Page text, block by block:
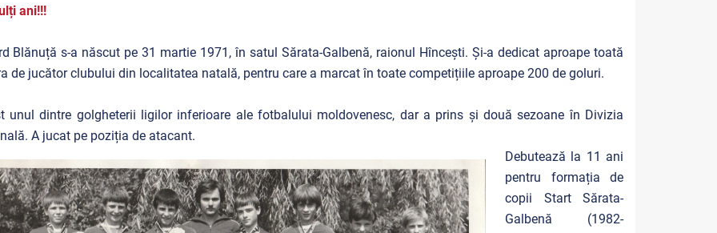
ani!!!
Blănuță s-a născut pe 31 martie 1971, în satul Sărata-Galbenă, raionul Hîncești. Și-a dedicat aproape toată
de jucător clubului din localitatea natală, pentru care a marcat în toate competițiile aproape 200 de goluri.
unul dintre golgheterii ligilor inferioare ale fotbalului moldovenesc, dar a prins și două sezoane în Divizia
A jucat pe poziția de atacant.
Debutează la 11 ani
pentru formația de
copii Start Sărata-
Galbenă (1982-